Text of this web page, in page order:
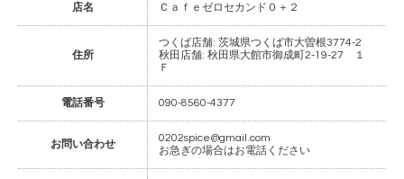
店名 Ｃａｆｅゼロセカンド０＋２
住所
つくば店舗: 茨城県つくば市大曽根3774-2
秋田店舗: 秋田県大館市御成町2-19-27 １
Ｆ
電話番号 090-8560-4377
お問い合わせ
0202spice@gmail.com
お急ぎの場合はお電話ください